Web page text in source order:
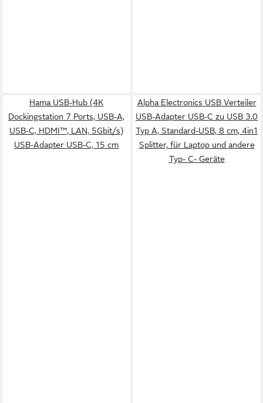
Hama USB-Hub (4K
Dockingstation 7 Ports, USB-A,
USB-C, HDMI™, LAN, 5Gbit/s)
USB-Adapter USB-C, 15 cm
Alpha Electronics USB Verteiler
USB-Adapter USB-C zu USB 3.0
Typ A, Standard-USB, 8 cm, 4in1
Splitter, für Laptop und andere
Typ- C- Geräte